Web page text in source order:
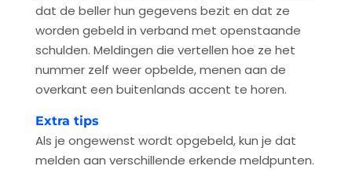
dat de beller hun gegevens bezit en dat ze
worden gebeld in verband met openstaande
schulden. Meldingen die vertellen hoe ze het
nummer zelf weer opbelde, menen aan de
overkant een buitenlands accent te horen.
Extra tips
Als je ongewenst wordt opgebeld, kun je dat
melden aan verschillende erkende meldpunten.